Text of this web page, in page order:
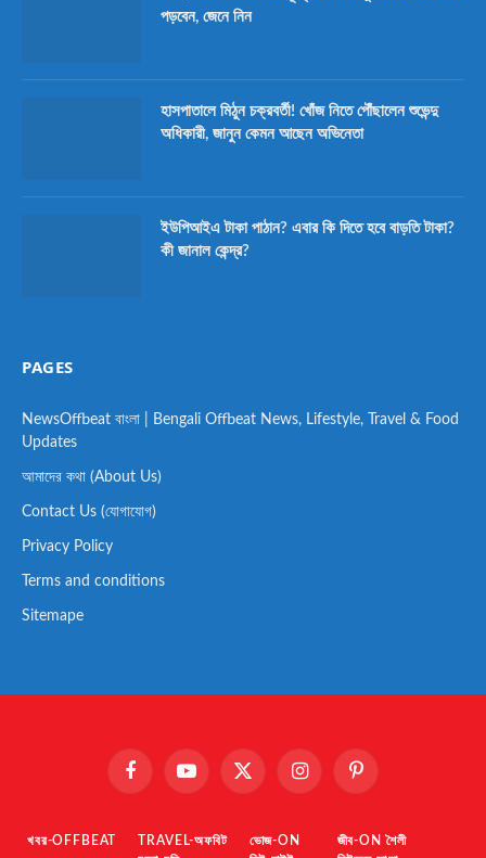
পড়বেন, জেনে নিন
হাসপাতালে মিঠুন চক্রবর্তী! খোঁজ নিতে পৌঁছালেন শুভেন্দু
অধিকারী, জানুন কেমন আছেন অভিনেতা
ইউপিআইএ টাকা পাঠান? এবার কি দিতে হবে বাড়তি টাকা?
কী জানাল কেন্দ্র?
PAGES
NewsOffbeat বাংলা | Bengali Offbeat News, Lifestyle, Travel & Food
Updates
আমাদের কথা (About Us)
Contact Us (যোগাযোগ)
Privacy Policy
Terms and conditions
Sitemape
FacebookYouTube X
InstagramPinterest
খবর-OFFBEAT
TRAVEL-অফবিট
ভোজ-ON
জীব-ON শৈলী